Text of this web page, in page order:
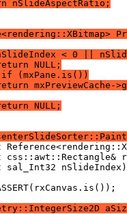
nSlideAspectRatio;
< 0 ||
NULL;
(mxPane.is())
mxPreviewCache-
NULL;